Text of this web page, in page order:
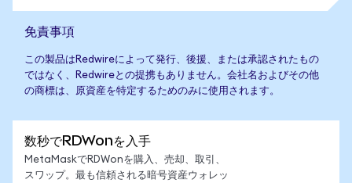
免責事項
この製品はRedwireによって発行、後援、または承認されたもの
ではなく、Redwireとの提携もありません。会社名およびその他
の商標は、原資産を特定するためのみに使用されます。
数秒でRDWonを入手
MetaMaskでRDWonを購入、売却、取引、
スワップ。最も信頼される暗号資産ウォレッ